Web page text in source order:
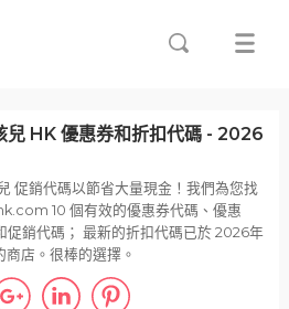
兒 HK 優惠券和折扣代碼 - 2026
促銷代碼以節省大量現金！我們為您找
10 個有效的優惠券代碼、優惠
促銷代碼； 最新的折扣代碼已於 2026年
店。很棒的選擇。